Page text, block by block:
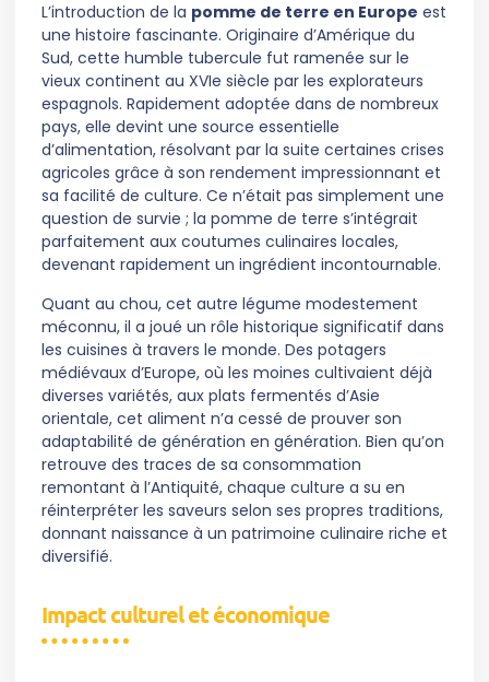
L’introduction de la pomme de terre en Europe est
une histoire fascinante. Originaire d’Amérique du
Sud, cette humble tubercule fut ramenée sur le
vieux continent au XVIe siècle par les explorateurs
espagnols. Rapidement adoptée dans de nombreux
pays, elle devint une source essentielle
d’alimentation, résolvant par la suite certaines crises
agricoles grâce à son rendement impressionnant et
sa facilité de culture. Ce n’était pas simplement une
question de survie ; la pomme de terre s’intégrait
parfaitement aux coutumes culinaires locales,
devenant rapidement un ingrédient incontournable.
Quant au chou, cet autre légume modestement
méconnu, il a joué un rôle historique significatif dans
les cuisines à travers le monde. Des potagers
médiévaux d’Europe, où les moines cultivaient déjà
diverses variétés, aux plats fermentés d’Asie
orientale, cet aliment n’a cessé de prouver son
adaptabilité de génération en génération. Bien qu’on
retrouve des traces de sa consommation
remontant à l’Antiquité, chaque culture a su en
réinterpréter les saveurs selon ses propres traditions,
donnant naissance à un patrimoine culinaire riche et
diversifié.
Impact culturel et économique